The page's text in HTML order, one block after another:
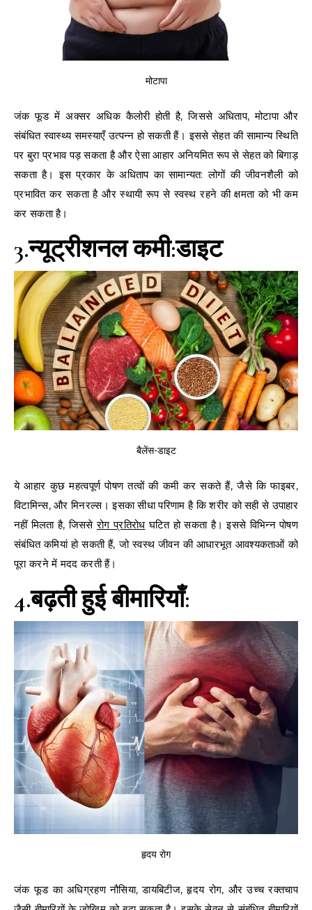
मोटापा
जंक फूड में अक्सर अधिक कैलोरी होती है, जिससे अधिताप, मोटापा और
संबंधित स्वास्थ्य समस्याएँ उत्पन्न हो सकती हैं। इससे सेहत की सामान्य स्थिति
पर बुरा प्रभाव पड़ सकता है और ऐसा आहार अनियमित रूप से सेहत को बिगाड़
सकता है। इस प्रकार के अधिताप का सामान्यत: लोगों की जीवनशैली को
प्रभावित कर सकता है और स्थायी रूप से स्वस्थ रहने की क्षमता को भी कम
कर सकता है।
3.न्यूट्रीशनल कमी:डाइट
बैलेंस-डाइट
ये आहार कुछ महत्वपूर्ण पोषण तत्वों की कमी कर सकते हैं, जैसे कि फाइबर,
विटामिन्स, और मिनरल्स। इसका सीधा परिणाम है कि शरीर को सही से उपाहार
नहीं मिलता है, जिससेरोग प्रतिरोध घटित हो सकता है। इससे विभिन्न पोषण
संबंधित कमियां हो सकती हैं, जो स्वस्थ जीवन की आधारभूत आवश्यकताओं को
पूरा करने में मदद करती हैं।
4.बढ़ती हुई बीमारियाँ:
हृदय रोग
जंक फूड का अधिग्रहण नौसिया, डायबिटीज, हृदय रोग, और उच्च रक्तचाप